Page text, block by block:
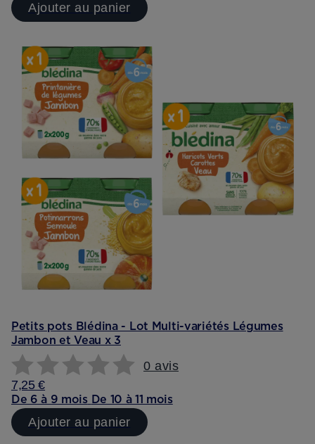
Ajouter au panier
Petits pots Blédina - Lot Multi-variétés Légumes
Jambon et Veau x 3
0 avis
7,25 €
De 6 à 9 mois De 10 à 11 mois
Ajouter au panier